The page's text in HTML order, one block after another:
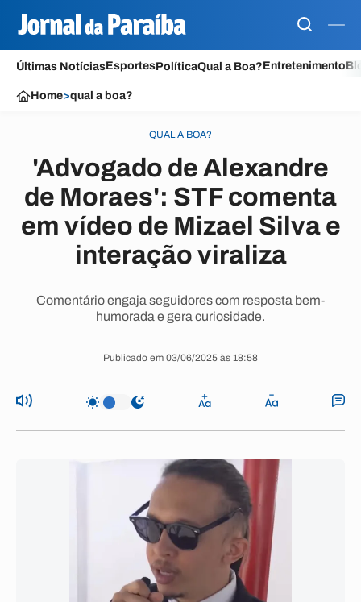
Últimas NotíciasEsportesPolíticaQual a Boa?Entretenimento
Home>qual a boa?
QUAL A BOA?
'Advogado de Alexandre
de Moraes': STF comenta
em vídeo de Mizael Silva e
interação viraliza
Comentário engaja seguidores com resposta bem-
humorada e gera curiosidade.
Publicado em 03/06/2025 às 18:58